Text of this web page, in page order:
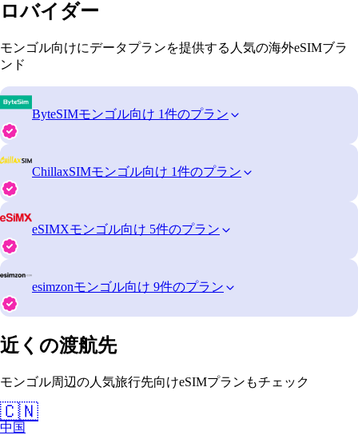
ロバイダー
モンゴル向けにデータプランを提供する人気の海外eSIMブラ
ンド
ByteSIMモンゴル向け 1件のプラン
ChillaxSIMモンゴル向け 1件のプラン
eSIMXモンゴル向け 5件のプラン
esimzonモンゴル向け 9件のプラン
近くの渡航先
モンゴル周辺の人気旅行先向けeSIMプランもチェック
🇨🇳
中国